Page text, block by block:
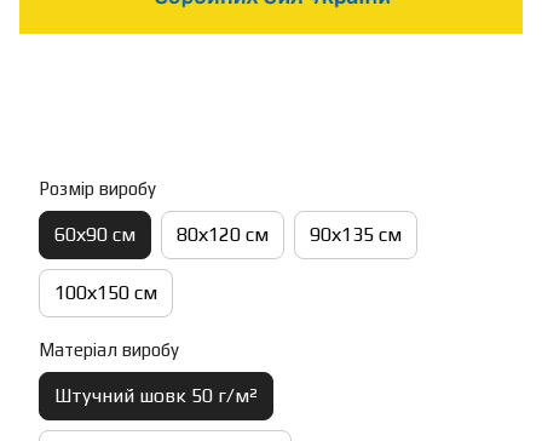
Розмір виробу
60х90 см 80х120 см 90х135 см
100х150 см
Матеріал виробу
Штучний шовк 50 г/м²